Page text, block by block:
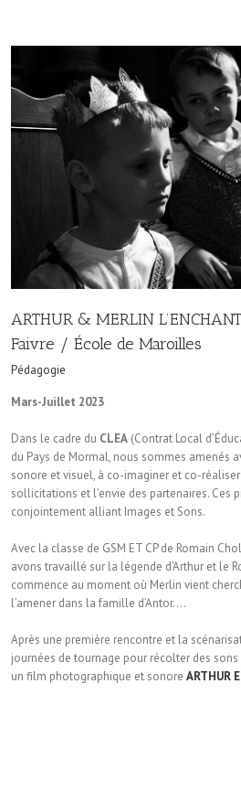
ARTHUR & MERLIN
Faivre / École de Maroilles
Pédagogie
Mars-Juillet 2023
Dans le cadre du CLEA (Contrat Local
du Pays de Mormal, nous sommes amenés
sonore et visuel, à co-imaginer et co-
sollicitations et l’envie des partenaires. Ces
conjointement alliant Images et Sons.
Avec la classe de GSM ET CP de Romain
avons travaillé sur la légende d’Arthur et le
commence au moment où Merlin vient
l’amener dans la famille d’Antor….
Après une première rencontre et la
journées de tournage pour récolter des
un film photographique et sonore ARTHUR